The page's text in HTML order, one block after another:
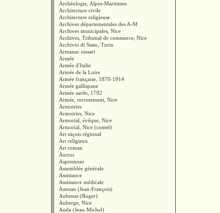
Archéologie, Alpes-Maritimes
Architecture civile
Architecture religieuse
Archives départementales des A-M
Archives municipales, Nice
Archives, Tribunal de commerce, Nice
Archivio di Stato, Turin
Armanac nissart
Armée
Armée d'Italie
Armée de la Loire
Armée française, 1870-1914
Armée gallispane
Armée sarde, 1792
Armée, recrutement, Nice
Armoiries
Armoiries, Nice
Armorial, évêque, Nice
Armorial, Nice (comté)
Art niçois régional
Art religieux
Art roman
Ascros
Aspremont
Assemblée générale
Assistance
Assistance médicale
Astesan (Jean-François)
Aubenas (Roger)
Auberge, Nice
Auda (Jean-Michel)